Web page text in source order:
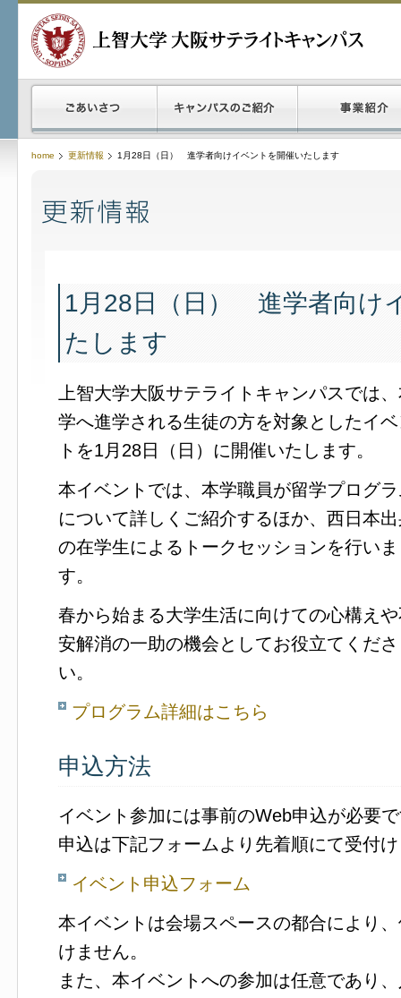
home 更新情報 1月28日（日） 進学者向けイベントを開催いたします
1月28日（日） 進学者向け
たします
上智大学大阪サテライトキャンパスでは
学へ進学される生徒の方を対象としたイ
トを1月28日（日）に開催いたします。
本イベントでは、本学職員が留学プログ
について詳しくご紹介するほか、西日本
の在学生によるトークセッションを行いま
す。
春から始まる大学生活に向けての心構え
安解消の一助の機会としてお役立てくださ
い。
プログラム詳細はこちら
申込方法
イベント参加には事前のWeb申込が必要
申込は下記フォームより先着順にて受付
イベント申込フォーム
本イベントは会場スペースの都合により
けません。
また、本イベントへの参加は任意であり